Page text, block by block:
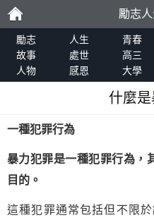
勵
志
勵志
勵志 人生 青春
故事
處世 高三
人物
感恩 大學
什麼
一種犯罪行為
暴力犯罪是一種犯罪行為，
目的。
這種犯罪通常包括但不限